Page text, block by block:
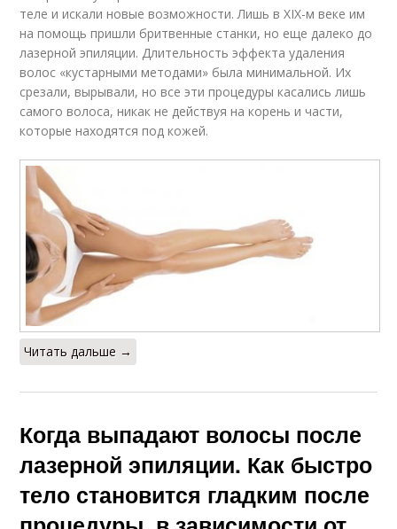
теле и искали новые возможности. Лишь в XIX-м веке им
на помощь пришли бритвенные станки, но еще далеко до
лазерной эпиляции. Длительность эффекта удаления
волос «кустарными методами» была минимальной. Их
срезали, вырывали, но все эти процедуры касались лишь
самого волоса, никак не действуя на корень и части,
которые находятся под кожей.
Читать дальше →
Когда выпадают волосы после
лазерной эпиляции. Как быстро
тело становится гладким после